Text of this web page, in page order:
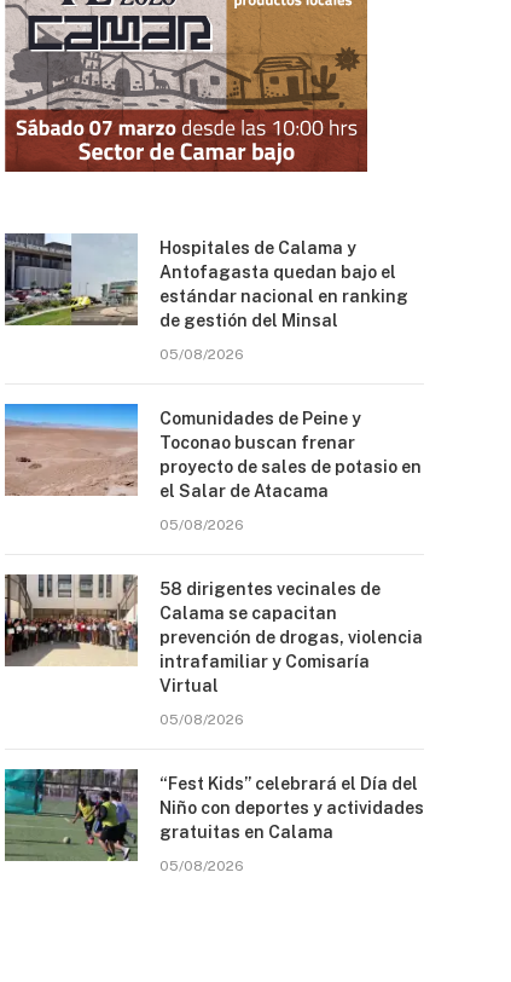
Hospitales de Calama y
Antofagasta quedan bajo el
estándar nacional en ranking
de gestión del Minsal
05/08/2026
Comunidades de Peine y
Toconao buscan frenar
proyecto de sales de potasio en
el Salar de Atacama
05/08/2026
58 dirigentes vecinales de
Calama se capacitan
prevención de drogas, violencia
intrafamiliar y Comisaría
Virtual
05/08/2026
“Fest Kids” celebrará el Día del
Niño con deportes y actividades
gratuitas en Calama
05/08/2026